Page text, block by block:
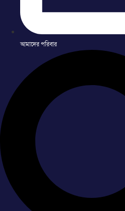
আমাদের পরিবার